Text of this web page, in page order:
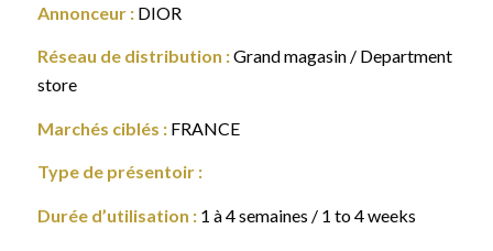
Annonceur :DIOR
Réseau de distribution :Grand magasin / Department
store
Marchés ciblés :FRANCE
Type de présentoir :
Durée d’utilisation :1 à 4 semaines / 1 to 4 weeks